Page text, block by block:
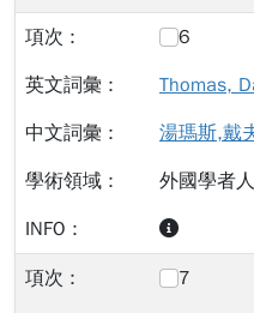
6
Thomas,
湯瑪斯,戴
外國學者
7